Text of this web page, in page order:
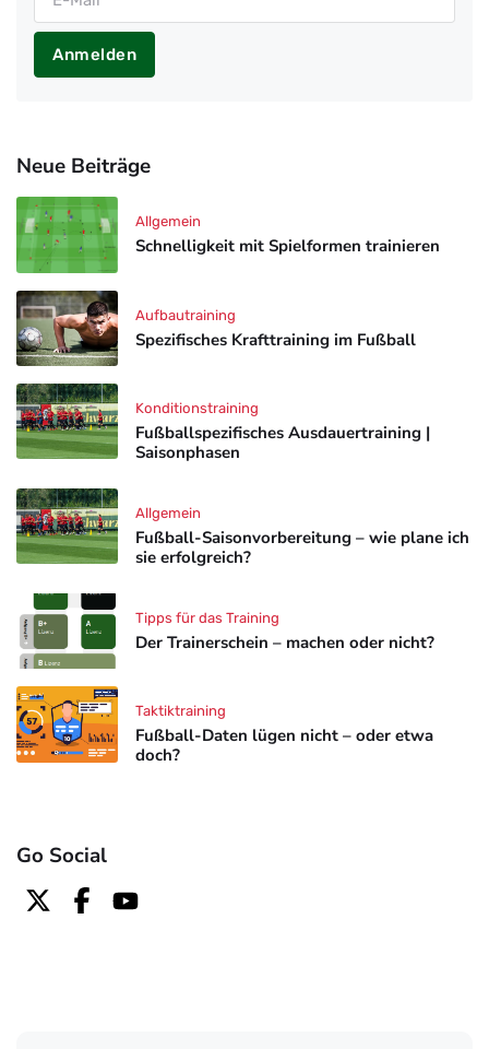
Anmelden
Neue Beiträge
Schnelligkeit mit Spielformen trainieren
Allgemein
Spezifisches Krafttraining im Fußball
Aufbautraining
Fußballspezifisches Ausdauertraining |
Saisonphasen
Konditionstraining
Fußball-Saisonvorbereitung – wie plane ich
sie erfolgreich?
Allgemein
Der Trainerschein – machen oder nicht?
Tipps für das Training
Fußball-Daten lügen nicht – oder etwa
doch?
Taktiktraining
Go Social